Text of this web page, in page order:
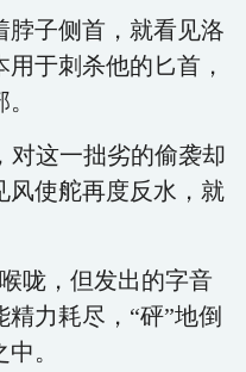
脖子侧首，就看见洛
于刺杀他的匕首，
对这一拙劣的偷袭却
风使舵再度反水，就
咙，但发出的字音
力耗尽，“砰”地倒
。